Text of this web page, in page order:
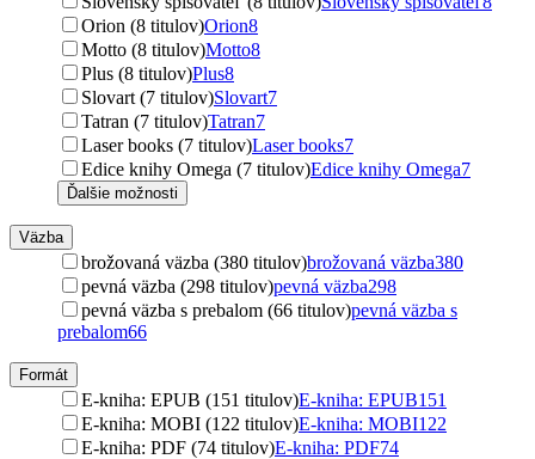
Orion (8 titulov)Orion8
Motto (8 titulov)Motto8
Plus (8 titulov)Plus8
Slovart (7 titulov)Slovart7
Tatran (7 titulov)Tatran7
Laser books (7 titulov)Laser books7
Edice knihy Omega (7 titulov)Edice knihy Omega7
Ďalšie možnosti
Väzba
brožovaná väzba (380 titulov)brožovaná väzba380
pevná väzba (298 titulov)pevná väzba298
pevná väzba s prebalom (66 titulov)pevná väzba s
prebalom66
Formát
E-kniha: EPUB (151 titulov)E-kniha: EPUB151
E-kniha: MOBI (122 titulov)E-kniha: MOBI122
E-kniha: PDF (74 titulov)E-kniha: PDF74